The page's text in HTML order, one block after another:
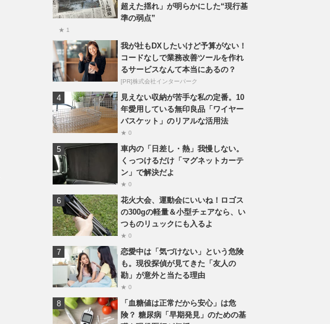
超えた揺れ」が明らかにした“現行基
準の弱点”
★ 1
我が社もDXしたいけど予算がない！
コードなしで業務改善ツールを作れ
るサービスなんて本当にあるの？
[PR]株式会社インターパーク
見えない収納が苦手な私の定番。10
年愛用している無印良品「ワイヤー
バスケット」のリアルな活用法
★ 0
車内の「日差し・熱」我慢しない。
くっつけるだけ「マグネットカーテ
ン」で解決だよ
★ 0
花火大会、運動会にいいね！ロゴス
の300gの軽量＆小型チェアなら、い
つものリュックにも入るよ
★ 0
恋愛中は「気づけない」という危険
も。現役探偵が見てきた「友人の
勘」が意外と当たる理由
★ 0
「血糖値は正常だから安心」は危
険？ 糖尿病「早期発見」のための基